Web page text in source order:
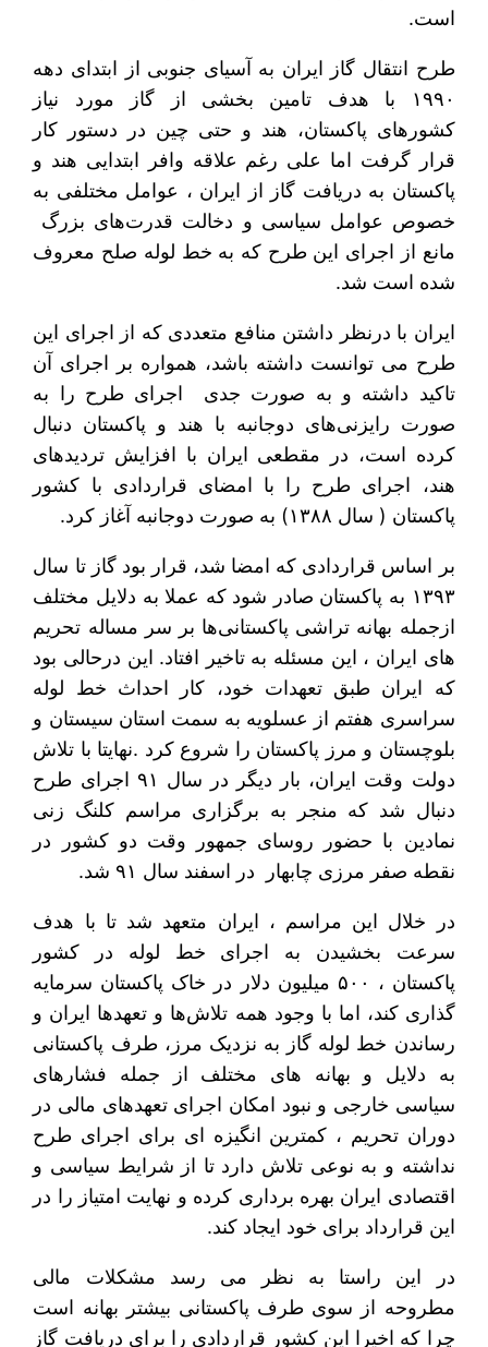
است.
طرح انتقال گاز ایران به آسیای جنوبی از ابتدای دهه
۱۹۹۰ با هدف تامین بخشی از گاز مورد نیاز
کشورهای پاکستان، هند و حتی چین در دستور کار
قرار گرفت اما علی رغم علاقه وافر ابتدایی هند و
پاکستان به دریافت گاز از ایران ، عوامل مختلفی به
خصوص عوامل سیاسی و دخالت قدرت‌های بزرگ
مانع از اجرای این طرح که به خط لوله صلح معروف
شده است شد.
ایران با درنظر داشتن منافع متعددی که از اجرای این
طرح می توانست داشته باشد، همواره بر اجرای آن
تاکید داشته و به صورت جدی اجرای طرح را به
صورت رایزنی‌های دوجانبه با هند و پاکستان دنبال
کرده است، در مقطعی ایران با افزایش تردیدهای
هند، اجرای طرح را با امضای قراردادی با کشور
پاکستان ( سال ۱۳۸۸) به صورت دوجانبه آغاز کرد.
بر اساس قراردادی که امضا شد، قرار بود گاز تا سال
۱۳۹۳ به پاکستان صادر شود که عملا به دلایل مختلف
ازجمله بهانه تراشی پاکستانی‌ها بر سر مساله تحریم
های ایران ، این مسئله به تاخیر افتاد. این درحالی بود
که ایران طبق تعهدات خود، کار احداث خط لوله
سراسری هفتم از عسلویه به سمت استان سیستان و
بلوچستان و مرز پاکستان را شروع کرد .نهایتا با تلاش
دولت وقت ایران، بار دیگر در سال ۹۱ اجرای طرح
دنبال شد که منجر به برگزاری مراسم کلنگ زنی
نمادین با حضور روسای جمهور وقت دو کشور در
نقطه صفر مرزی چابهار در اسفند سال ۹۱ شد.
در خلال این مراسم ، ایران متعهد شد تا با هدف
سرعت بخشیدن به اجرای خط لوله در کشور
پاکستان ، ۵۰۰ میلیون دلار در خاک پاکستان سرمایه
گذاری کند، اما با وجود همه تلاش‌ها و تعهدها ایران و
رساندن خط لوله گاز به نزدیک مرز، طرف پاکستانی
به دلایل و بهانه های مختلف از جمله فشارهای
سیاسی خارجی و نبود امکان اجرای تعهدهای مالی در
دوران تحریم ، کمترین انگیزه ای برای اجرای طرح
نداشته و به نوعی تلاش دارد تا از شرایط سیاسی و
اقتصادی ایران بهره برداری کرده و نهایت امتیاز را در
این قرارداد برای خود ایجاد کند.
در این راستا به نظر می رسد مشکلات مالی
مطروحه از سوی طرف پاکستانی بیشتر بهانه است
چرا که اخیرا این کشور قراردادی را برای دریافت گاز